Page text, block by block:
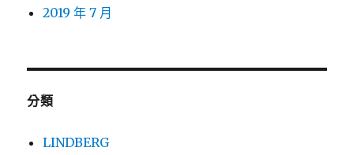
2019 年 7 月
分類
LINDBERG